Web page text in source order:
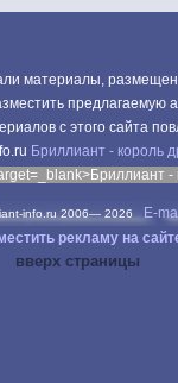
материалы,
предлагаемую
с этого сайта
Бриллиант - король
info.ru 2006— 2026
E-
рекламу на
вверх страницы